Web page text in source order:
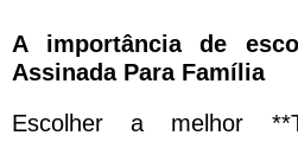
A importância de
Assinada Para Família
Escolher a melhor